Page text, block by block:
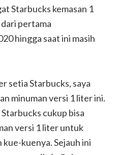
Starbucks kemasan 1
pertama
hingga saat ini masih
setia Starbucks, saya
minuman versi 1 liter ini.
cukup bisa
versi 1 liter untuk
kuenya. Sejauh ini